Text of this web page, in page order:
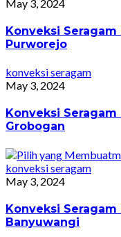
May 3, 2024
Konveksi
Purworejo
konveksi seragam
May 3, 2024
Konveksi
Grobogan
konveksi seragam
May 3, 2024
Konveksi
Banyuwangi